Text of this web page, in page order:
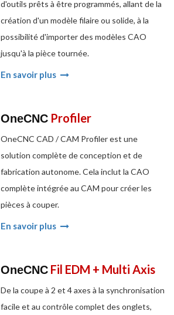
d'outils prêts à être programmés, allant de la
création d'un modèle filaire ou solide, à la
possibilité d'importer des modèles CAO
jusqu'à la pièce tournée.
En savoir plus
OneCNC Profiler
OneCNC CAD / CAM Profiler est une
solution complète de conception et de
fabrication autonome. Cela inclut la CAO
complète intégrée au CAM pour créer les
pièces à couper.
En savoir plus
OneCNC Fil EDM + Multi Axis
De la coupe à 2 et 4 axes à la synchronisation
facile et au contrôle complet des onglets,